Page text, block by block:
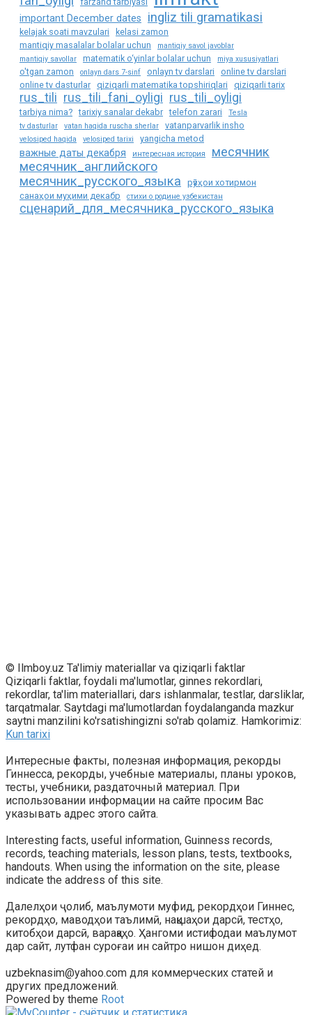
important December dates ingliz tili gramatikasi
kelajak soati mavzulari
kelasi zamon
mantiqiy masalalar bolalar uchun
mantiqiy savol javoblar
mantiqiy savollar
matematik o‘yinlar bolalar uchun miya xususiyatlari
o'tgan zamon onlayn dars 7-sinf onlayn tv darslari
online tv darslari
online tv dasturlar qiziqarli matematika topshiriqlari qiziqarli tarix
rus_tili rus_tili_fani_oyligi rus_tili_oyligi
tarbiya nima? tarixiy sanalar dekabr telefon zarari
Tesla
tv dasturlar
vatan haqida ruscha sherlar vatanparvarlik insho
velosiped haqida velosiped tarixi yangicha metod
важные даты декабря интересная история
месячник
месячник_английского
месячник_русского_языка
рӯзҳои хотирмон
санаҳои муҳими декабр
стихи о родине узбекистан
сценарий_для_месячника_русского_языка
© Ilmboy.uz Ta'limiy materiallar va qiziqarli faktlar
Qiziqarli faktlar, foydali ma'lumotlar, ginnes rekordlari,
rekordlar, ta'lim materiallari, dars ishlanmalar, testlar, darsliklar,
tarqatmalar. Saytdagi ma'lumotlardan foydalanganda mazkur
saytni manzilini ko'rsatishingizni so'rab qolamiz. Hamkorimiz:
Kun tarixi
Интересные факты, полезная информация, рекорды
Гиннесса, рекорды, учебные материалы, планы уроков,
тесты, учебники, раздаточный материал. При
использовании информации на сайте просим Вас
указывать адрес этого сайта.
Interesting facts, useful information, Guinness records,
records, teaching materials, lesson plans, tests, textbooks,
handouts. When using the information on the site, please
indicate the address of this site.
Далелҳои ҷолиб, маълумоти муфид, рекордҳои Гиннес,
рекордҳо, маводҳои таълимӣ, нақшаҳои дарсӣ, тестҳо,
китобҳои дарсӣ, варақаҳо. Ҳангоми истифодаи маълумот
дар сайт, лутфан суроғаи ин сайтро нишон диҳед.
uzbeknasim@yahoo.com для коммерческих статей и
других предложений.
Powered by theme Root